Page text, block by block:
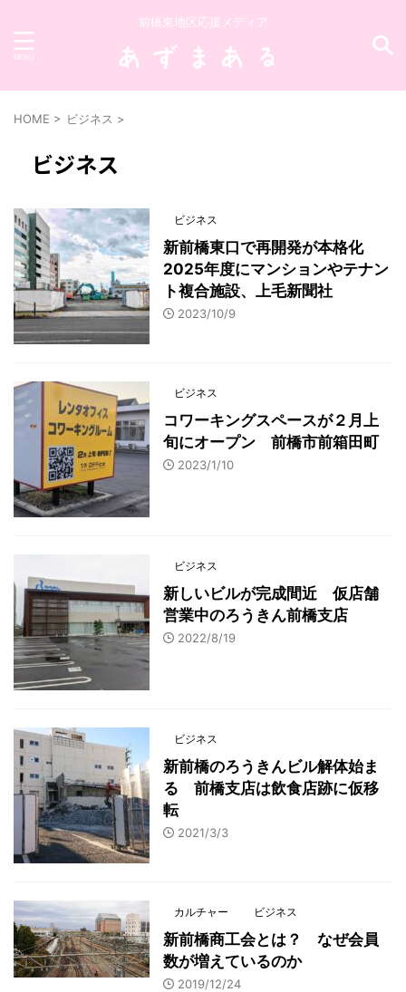
前橋東地区応援メディア
HOME > ビジネス >
ビジネス
ビジネス
新前橋東口で再開発が本格化
2025年度にマンションやテナン
ト複合施設、上毛新聞社
2023/10/9
ビジネス
コワーキングスペースが２月上
旬にオープン 前橋市前箱田町
2023/1/10
ビジネス
新しいビルが完成間近 仮店舗
営業中のろうきん前橋支店
2022/8/19
ビジネス
新前橋のろうきんビル解体始ま
る 前橋支店は飲食店跡に仮移
転
2021/3/3
カルチャー ビジネス
新前橋商工会とは？ なぜ会員
数が増えているのか
2019/12/24